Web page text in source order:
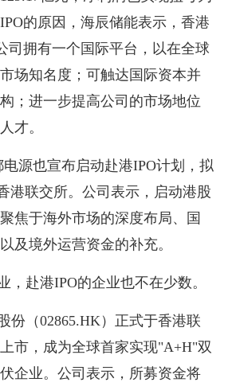
的原因，海辰储能表示，香港
司拥有一个国际平台，以在全球
场知名度；可触达国际资本并
；进一步提高公司的市场地位
才。
电源也宣布启动赴港IPO计划，拟
港联交所。公司表示，启动港股
焦于海外市场的深度布局、国
及境外运营资金的补充。
，赴港IPO的企业也不在少数。
份（02865.HK）正式于香港联
市，成为全球首家实现"A+H"双
企业。公司表示，所募资金将